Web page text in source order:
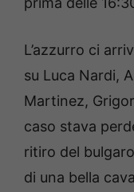
L’azzurro ci
su Luca Nardi,
Martinez,
caso stava
ritiro del
di una bella